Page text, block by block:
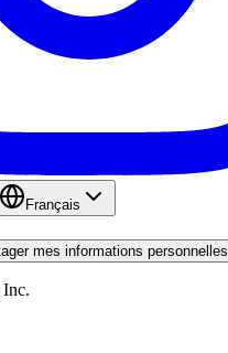
Français
mes informations personnelles
Inc.